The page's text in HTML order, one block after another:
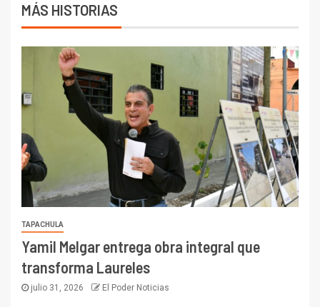
MÁS HISTORIAS
TAPACHULA
Yamil Melgar entrega obra integral que
transforma Laureles
julio 31, 2026 El Poder Noticias